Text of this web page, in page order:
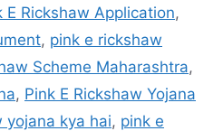
E Rickshaw Application,
, pink e rickshaw
Scheme Maharashtra,
, Pink E Rickshaw Yojana
yojana kya hai, pink e